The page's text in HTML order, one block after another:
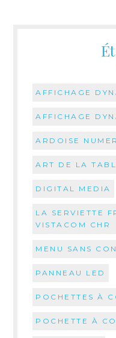
AFFICHAGE
AFFICHAGE
ARDOISE
ART DE LA
DIGITAL MEDIA
LA SERVIETTE
VISTACOM CHR
MENU SANS
PANNEAU LED
POCHETTES À
POCHETTE À